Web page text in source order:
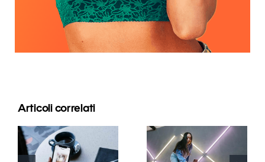
Articoli correlati
Come unire
Top 5
Metodi per